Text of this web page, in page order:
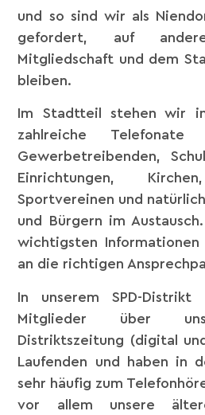
und so sind wir als
gefordert, auf
Mitgliedschaft und dem
bleiben.
Im Stadtteil stehen wir
zahlreiche
Gewerbetreibenden,
Einrichtungen,
Sportvereinen und
und Bürgern im
wichtigsten
an die richtigen
In unserem SPD-
Mitglieder über
Distriktszeitung (digital
Laufenden und haben in
sehr häufig zum
vor allem unsere